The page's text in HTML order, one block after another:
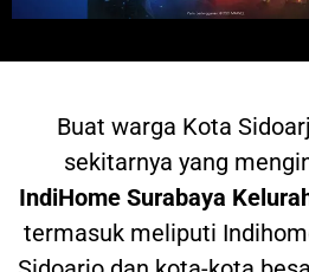
Buat warga Kota
sekitarnya yang
IndiHome Surabaya
termasuk meliputi